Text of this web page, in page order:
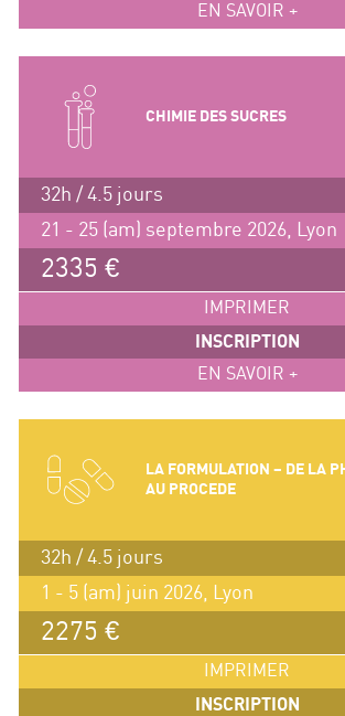
EN SAVOIR +
CHIMIE DES SUCRES
32h / 4.5 jours
21 - 25 (am) septembre 2026, Lyon
2335 €
IMPRIMER
INSCRIPTION
EN SAVOIR +
LA FORMULATION – DE LA
AU PROCEDE
32h / 4.5 jours
1 - 5 (am) juin 2026, Lyon
2275 €
IMPRIMER
INSCRIPTION